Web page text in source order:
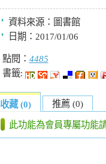
資料來源： 圖書館
日期： 2017/01/06
點閱： 4485
書籤:
收藏 (0) 推薦 (0)
此功能為會員專屬功能